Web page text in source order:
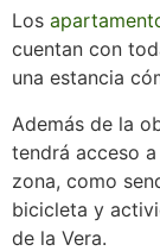
Los
cuentan con
una estancia
Además de la
tendrá acceso
zona, como
bicicleta y
de la Vera.